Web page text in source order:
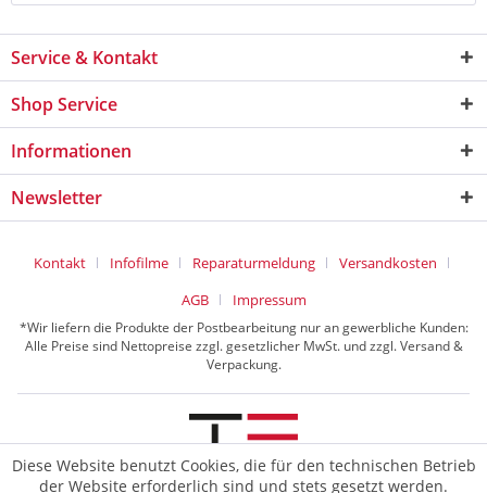
Service & Kontakt
Shop Service
Informationen
Newsletter
Kontakt Infofilme Reparaturmeldung
Versandkosten
AGB
Impressum
*Wir liefern die Produkte der Postbearbeitung nur an gewerbliche Kunden:
Alle Preise sind Nettopreise zzgl. gesetzlicher MwSt. und zzgl. Versand &
Verpackung.
Diese Website benutzt Cookies, die für den technischen Betrieb
der Website erforderlich sind und stets gesetzt werden.